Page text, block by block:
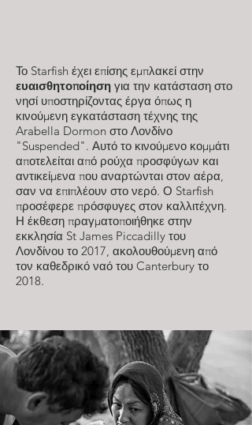
Το Starfish έχει επίσης εμπλακεί στην
ευαισθητοποίηση για την κατάσταση στο
νησί υποστηρίζοντας έργα όπως η
κινούμενη εγκατάσταση τέχνης της
Arabella Dormon στο Λονδίνο
"Suspended". Αυτό το κινούμενο κομμάτι
αποτελείται από ρούχα προσφύγων και
αντικείμενα που αναρτώνται στον αέρα,
σαν να επιπλέουν στο νερό. Ο Starfish
προσέφερε πρόσφυγες στον καλλιτέχνη.
Η έκθεση πραγματοποιήθηκε στην
εκκλησία St James Piccadilly του
Λονδίνου το 2017, ακολουθούμενη από
τον καθεδρικό ναό του Canterbury το
2018.